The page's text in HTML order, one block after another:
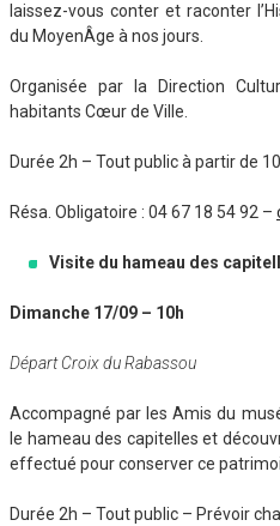
laissez-vous conter et raconter
du MoyenÂge à nos jours.
Organisée par la Direction
habitants Cœur de Ville.
Durée 2h – Tout public à partir de
Résa. Obligatoire : 04 67 18 54 92 –
Visite du hameau des
Dimanche 17/09 – 10h
Départ Croix du Rabassou
Accompagné par les Amis du
le hameau des capitelles et
effectué pour conserver ce
Durée 2h – Tout public – Prévoir